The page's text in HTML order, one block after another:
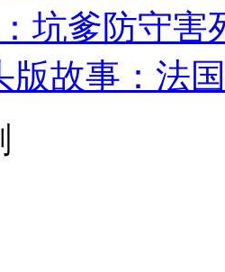
坑爹防守害
版故事：法